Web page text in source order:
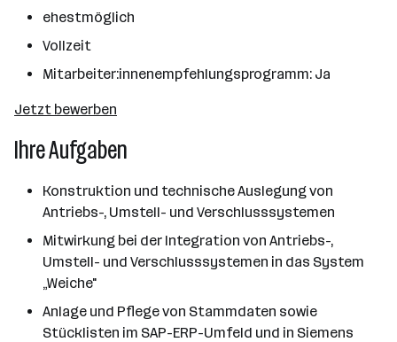
ehestmöglich
Vollzeit
Mitarbeiter:innenempfehlungsprogramm: Ja
Jetzt bewerben
Ihre Aufgaben
Konstruktion und technische Auslegung von
Antriebs-, Umstell- und Verschlusssystemen
Mitwirkung bei der Integration von Antriebs-,
Umstell- und Verschlusssystemen in das System
„Weiche"
Anlage und Pflege von Stammdaten sowie
Stücklisten im SAP-ERP-Umfeld und in Siemens